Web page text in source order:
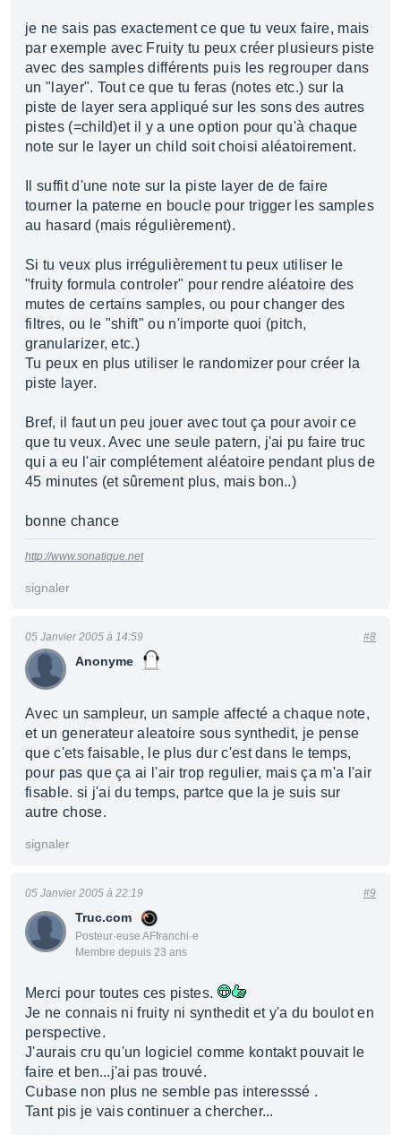
je ne sais pas exactement ce que tu veux faire, mais
par exemple avec Fruity tu peux créer plusieurs piste
avec des samples différents puis les regrouper dans
un "layer". Tout ce que tu feras (notes etc.) sur la
piste de layer sera appliqué sur les sons des autres
pistes (=child)et il y a une option pour qu'à chaque
note sur le layer un child soit choisi aléatoirement.
Il suffit d'une note sur la piste layer de de faire
tourner la paterne en boucle pour trigger les samples
au hasard (mais régulièrement).
Si tu veux plus irrégulièrement tu peux utiliser le
"fruity formula controler" pour rendre aléatoire des
mutes de certains samples, ou pour changer des
filtres, ou le "shift" ou n'importe quoi (pitch,
granularizer, etc.)
Tu peux en plus utiliser le randomizer pour créer la
piste layer.
Bref, il faut un peu jouer avec tout ça pour avoir ce
que tu veux. Avec une seule patern, j'ai pu faire truc
qui a eu l'air complétement aléatoire pendant plus de
45 minutes (et sûrement plus, mais bon..)
bonne chance
http://www.sonatique.net
signaler
Anonyme
05 Janvier 2005 à 14:59 #8
Avec un sampleur, un sample affecté a chaque note,
et un generateur aleatoire sous synthedit, je pense
que c'ets faisable, le plus dur c'est dans le temps,
pour pas que ça ai l'air trop regulier, mais ça m'a l'air
fisable. si j'ai du temps, partce que la je suis sur
autre chose.
signaler
Truc.com
Posteur·euse AFfranchi·e
Membre depuis 23 ans
05 Janvier 2005 à 22:19 #9
Merci pour toutes ces pistes.
Je ne connais ni fruity ni synthedit et y'a du boulot en
perspective.
J'aurais cru qu'un logiciel comme kontakt pouvait le
faire et ben...j'ai pas trouvé.
Cubase non plus ne semble pas interesssé .
Tant pis je vais continuer a chercher...